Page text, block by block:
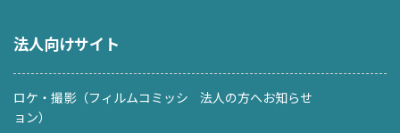
法人向けサイト
ロケ・撮影（フィルムコミッシ
ョン）
法人の方へお知らせ